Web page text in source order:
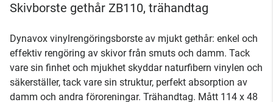
Skivborste gethår ZB110, trähandtag
Dynavox vinylrengöringsborste av mjukt gethår: enkel och
effektiv rengöring av skivor från smuts och damm. Tack
vare sin finhet och mjukhet skyddar naturfibern vinylen och
säkerställer, tack vare sin struktur, perfekt absorption av
damm och andra föroreningar. Trähandtag. Mått 114 x 48